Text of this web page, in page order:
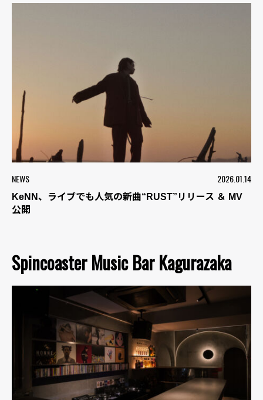
NEWS 2026.01.14
KeNN、ライブでも人気の新曲“RUST”リリース ＆ MV
公開
Spincoaster Music Bar Kagurazaka